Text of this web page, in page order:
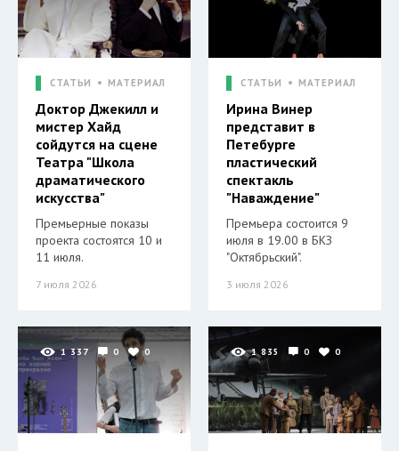
СТАТЬИ МАТЕРИАЛ
Доктор Джекилл и
мистер Хайд
сойдутся на сцене
Театра "Школа
драматического
искусства"
Премьерные показы
проекта состоятся 10 и
11 июля.
7 июля 2026
СТАТЬИ МАТЕРИАЛ
Ирина Винер
представит в
Петебурге
пластический
спектакль
"Наваждение"
Премьера состоится 9
июля в 19.00 в БКЗ
"Октябрьский".
3 июля 2026
1 337 0 0 1 835 0 0